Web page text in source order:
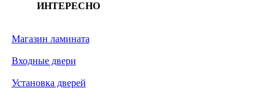
ИНТЕРЕСНО
Магазин ламината
Входные двери
Установка дверей